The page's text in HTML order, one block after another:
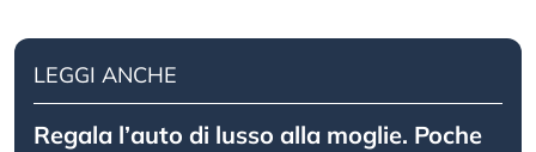
LEGGI ANCHE
Regala l’auto di lusso alla moglie. Poche